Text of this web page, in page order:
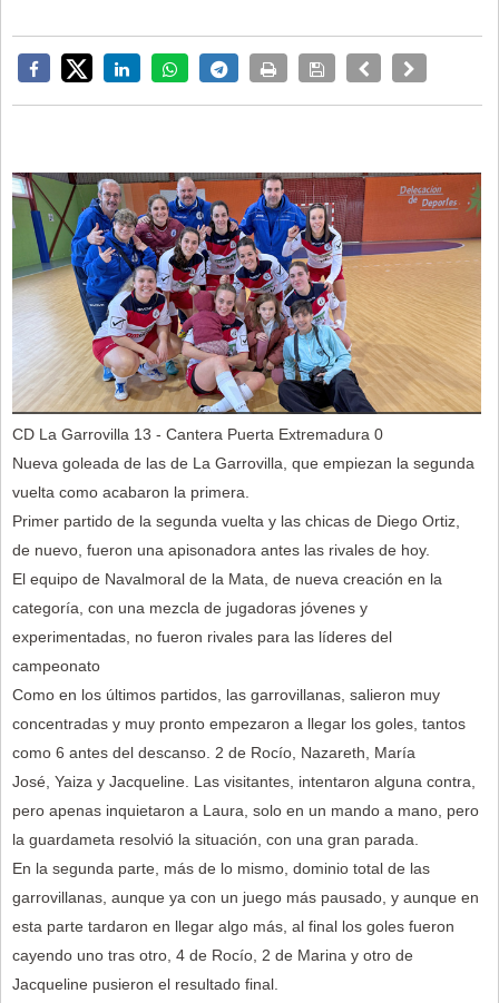
CD La Garrovilla 13 - Cantera Puerta Extremadura 0
Nueva goleada de las de La Garrovilla, que empiezan la segunda
vuelta como acabaron la primera.
Primer partido de la segunda vuelta y las chicas de Diego Ortiz,
de nuevo, fueron una apisonadora antes las rivales de hoy.
El equipo de Navalmoral de la Mata, de nueva creación en la
categoría, con una mezcla de jugadoras jóvenes y
experimentadas, no fueron rivales para las líderes del
campeonato
Como en los últimos partidos, las garrovillanas, salieron muy
concentradas y muy pronto empezaron a llegar los goles, tantos
como 6 antes del descanso. 2 de Rocío, Nazareth, María
José, Yaiza y Jacqueline. Las visitantes, intentaron alguna contra,
pero apenas inquietaron a Laura, solo en un mando a mano, pero
la guardameta resolvió la situación, con una gran parada.
En la segunda parte, más de lo mismo, dominio total de las
garrovillanas, aunque ya con un juego más pausado, y aunque en
esta parte tardaron en llegar algo más, al final los goles fueron
cayendo uno tras otro, 4 de Rocío, 2 de Marina y otro de
Jacqueline pusieron el resultado final.